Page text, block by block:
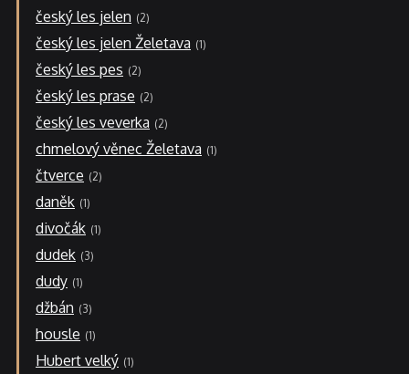
český les jelen 2
český les jelen Želetava 1
český les pes 2
český les prase 2
český les veverka 2
chmelový věnec Želetava 1
čtverce 2
daněk 1
divočák 1
dudek 3
dudy 1
džbán 3
housle 1
Hubert velký 1